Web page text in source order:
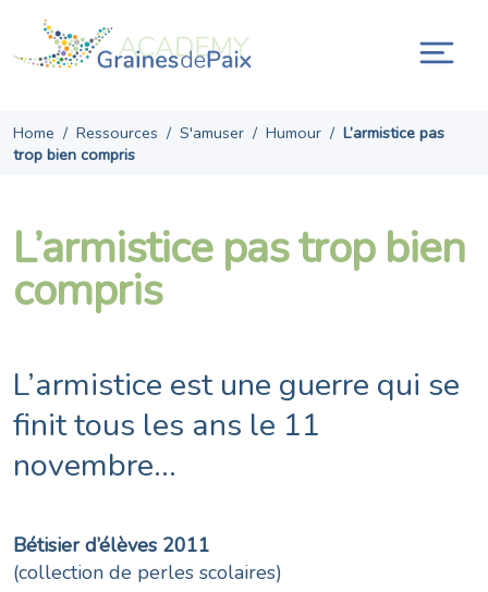
content
Home / Ressources / S'amuser / Humour / L’armistice pas
trop bien compris
L’armistice pas trop bien
compris
L’armistice est une guerre qui se
finit tous les ans le 11
novembre…
Bétisier d’élèves 2011
(collection de perles scolaires)